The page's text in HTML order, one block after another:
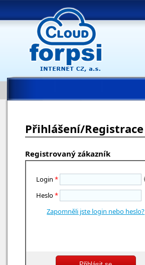
Přihlášení/Registrace
Registrovaný zákazník
Login *
Heslo*
Zapomněli jste login nebo heslo?